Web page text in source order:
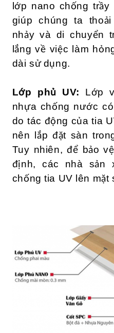
lớp nano chống
giúp chúng ta
nhảy và di chuyển
lắng về việc làm
dài sử dụng.
Lớp phủ UV: Lớp
nhựa chống nước
do tác động của tia
nên lắp đặt sàn
Tuy nhiên, để bảo
định, các nhà sản
chống tia UV lên mặt